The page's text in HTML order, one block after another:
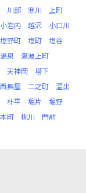
川部 寒川
上町
小岩内 越沢
小口川
塩野町 塩町
塩谷
泉
瀬波上町
天神岡
塔下
西興屋 二之町
温出
朴平 堀片
堀野
本町 桃川
門前